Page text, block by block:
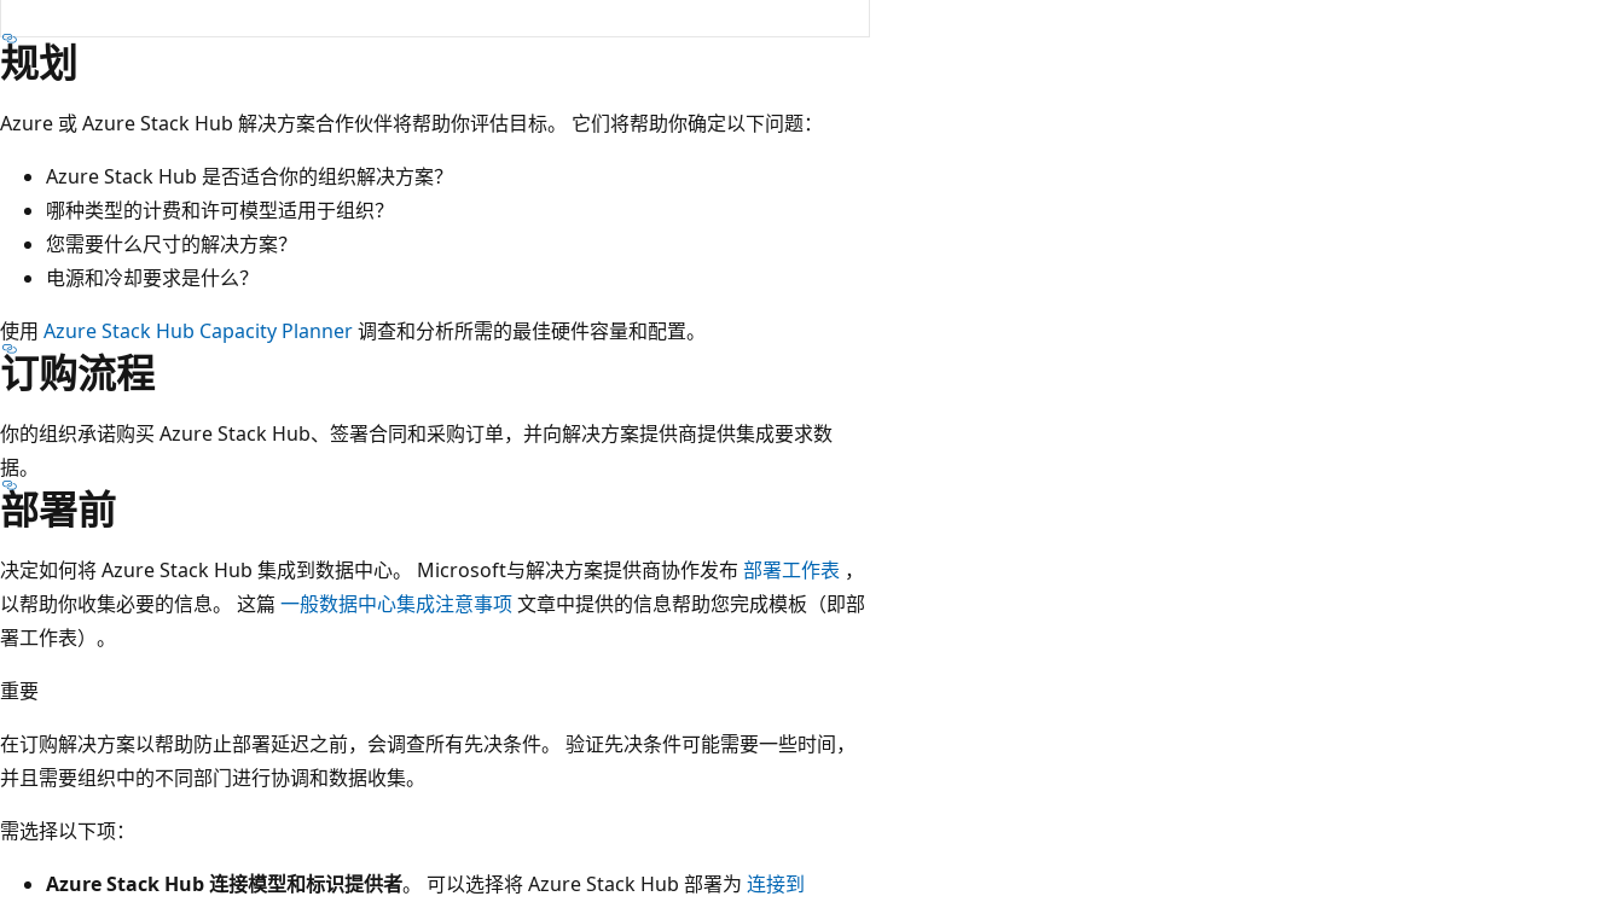
规划
Azure 或 Azure Stack Hub 解决方案合作伙伴将帮助你评估目标。 它们将帮助你确定以下问题：
Azure Stack Hub 是否适合你的组织解决方案？
哪种类型的计费和许可模型适用于组织？
您需要什么尺寸的解决方案？
电源和冷却要求是什么？
使用 Azure Stack Hub Capacity Planner调查和分析所需的最佳硬件容量和配置。
订购流程
你的组织承诺购买 Azure Stack Hub、签署合同和采购订单，并向解决方案提供商提供集成要求数
据。
部署前
决定如何将 Azure Stack Hub 集成到数据中心。 Microsoft与解决方案提供商协作发布 部署工作表 ，
以帮助你收集必要的信息。 这篇 一般数据中心集成注意事项文章中提供的信息帮助您完成模板（即部
署工作表）。
重要
在订购解决方案以帮助防止部署延迟之前，会调查所有先决条件。 验证先决条件可能需要一些时间，
并且需要组织中的不同部门进行协调和数据收集。
需选择以下项：
Azure Stack Hub 连接模型和标识提供者。 可以选择将 Azure Stack Hub 部署为 连接到